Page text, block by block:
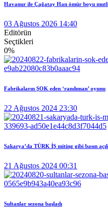
Havanur ile Çağatay Han ömür boyu
03 Ağustos 2026 14:40
Editörün
Seçtikleri
0%
Fabrikaların ŞOK eden ‘randıman’ oyunu
22 Ağustos 2024 23:30
Sakarya’da TÜRK İŞ miting gibi basın
21 Ağustos 2024 00:31
Sultanlar sezona başladı